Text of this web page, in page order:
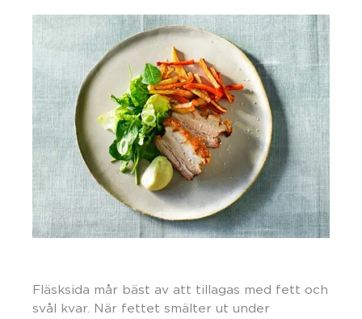
Fläsksida mår bäst av att tillagas med fett och
svål kvar. När fettet smälter ut under